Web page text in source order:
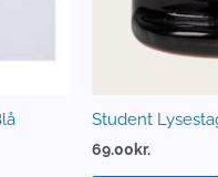
Student
69.00kr.